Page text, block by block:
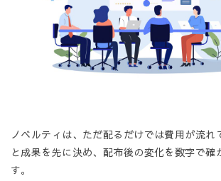
ノベルティは、ただ配るだけでは費用が流れ
と成果を先に決め、配布後の変化を数字で確
す。